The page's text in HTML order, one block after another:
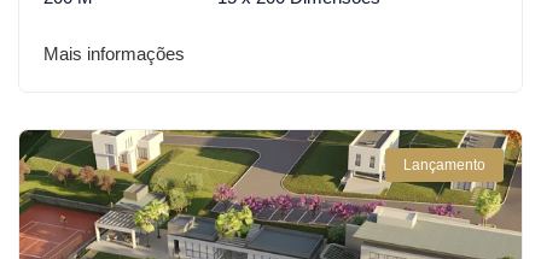
Mais informações
Lançamento